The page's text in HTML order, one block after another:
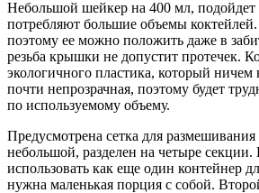
Небольшой шейкер на 400 мл,
потребляют большие объемы
поэтому ее можно положить даже в
резьба крышки не допустит протечек.
экологичного пластика, который ничем
почти непрозрачная, поэтому будет
по используемому объему.
Предусмотрена сетка для
небольшой, разделен на четыре
использовать как еще один контейнер
нужна маленькая порция с собой.